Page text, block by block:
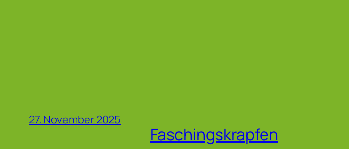
27. November 2025
Faschingskrapfen